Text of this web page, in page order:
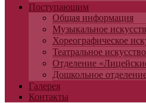
Поступающим
Общая информация
Музыкальное
Хореографическое
Театральное искусство
Отделение
Дошкольное
Галерея
Контакты